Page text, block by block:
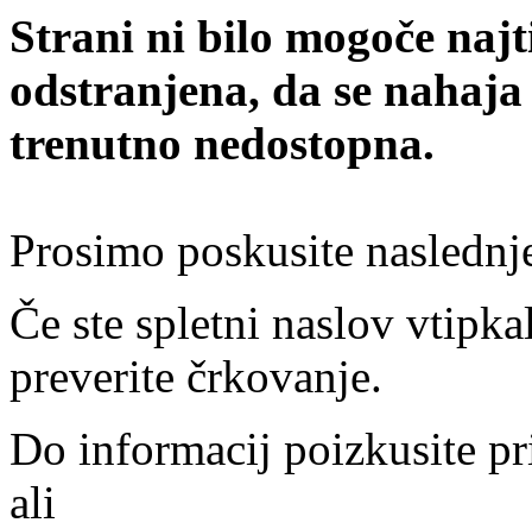
Strani ni bilo mogoče
odstranjena, da se
trenutno nedostopna.
Prosimo poskusite
Če ste spletni naslov
preverite črkovanje.
Do informacij poizkusite
ali